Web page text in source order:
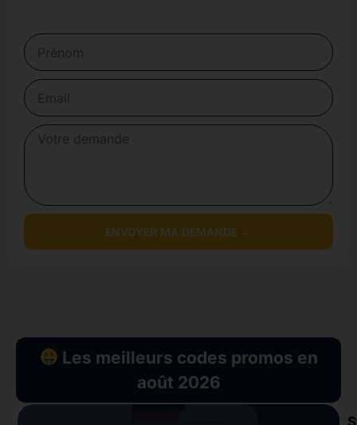
ENVOYER MA DEMANDE →
Les meilleurs codes promos en
août 2026